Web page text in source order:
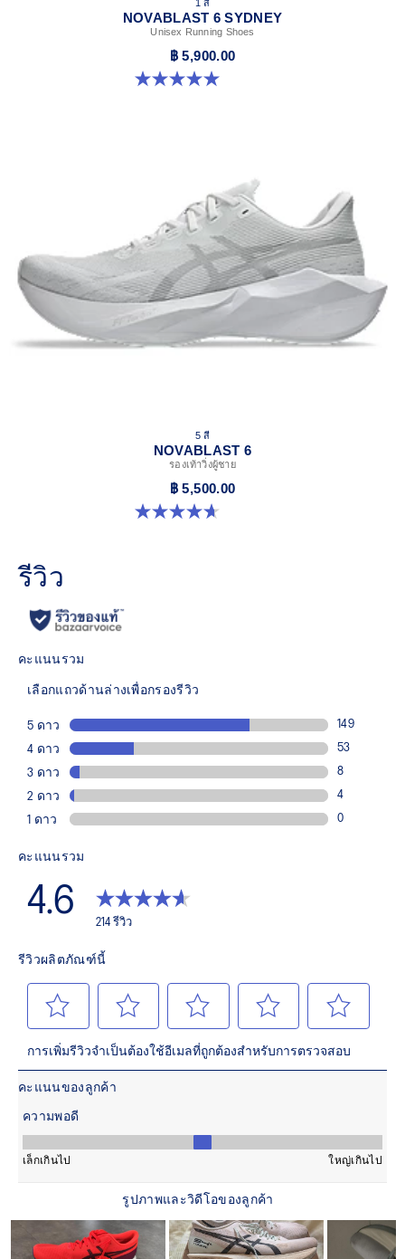
1 สี
NOVABLAST 6 SYDNEY
Unisex Running Shoes
฿ 5,900.00
5.0 จาก 5 ดาว 4 รีวิว
5 สี
NOVABLAST 6
รองเท้าวิ่งผู้ชาย
฿ 5,500.00
4.6 จาก 5 ดาว 144 รีวิว